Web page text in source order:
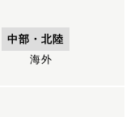
中部・北陸
海外